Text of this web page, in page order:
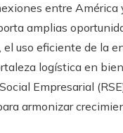
entre
amplias
uso eficiente de la
logística en
Empresarial
armonizar